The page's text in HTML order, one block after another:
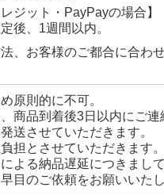
ジット・PayPayの場合】
後、1週間以内。
、お客様のご都合に合わ
原則的に不可。
商品到着後3日以内にご連
送させていただきます。
担とさせていただきます。
よる納品遅延につきまし
目のご依頼をお願いいたし